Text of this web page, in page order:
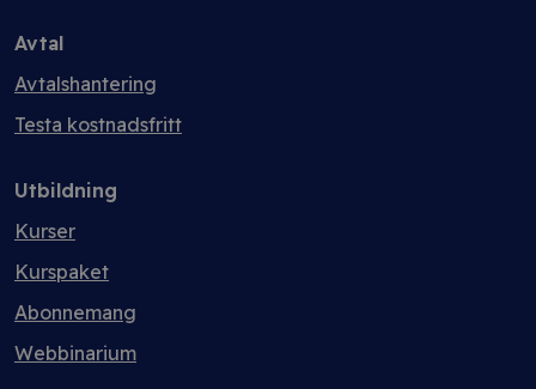
Avtal
Avtalshantering
Testa kostnadsfritt
Utbildning
Kurser
Kurspaket
Abonnemang
Webbinarium